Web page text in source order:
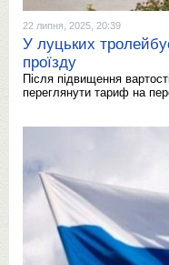
22 липня, 2025, 20:39
У луцьких
проїзду
Після підвищення
переглянути тариф на